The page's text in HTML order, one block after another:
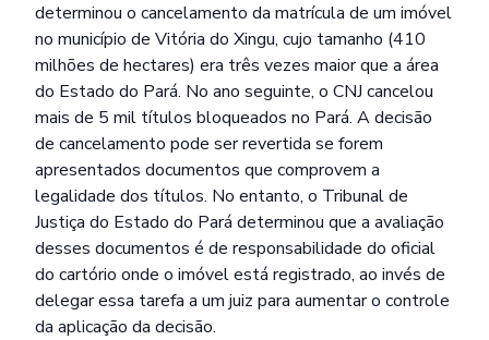
determinou o cancelamento da matrícula de um imóvel
no município de Vitória do Xingu, cujo tamanho (410
milhões de hectares) era três vezes maior que a área
do Estado do Pará. No ano seguinte, o CNJ cancelou
mais de 5 mil títulos bloqueados no Pará. A decisão
de cancelamento pode ser revertida se forem
apresentados documentos que comprovem a
legalidade dos títulos. No entanto, o Tribunal de
Justiça do Estado do Pará determinou que a avaliação
desses documentos é de responsabilidade do oficial
do cartório onde o imóvel está registrado, ao invés de
delegar essa tarefa a um juiz para aumentar o controle
da aplicação da decisão.